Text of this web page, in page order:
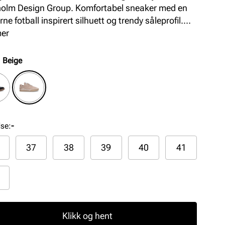
Design Group. Komfortabel sneaker med en
fotball inspirert silhuett og trendy såleprofil.
skinnkvaliteter i en kombinasjon av semsket
i skinn.
Beige
:-
37 38 39 40 41
Klikk og hent